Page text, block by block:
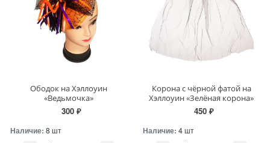
Ободок на Хэллоуин
«Ведьмочка»
300 ₽
Наличие: 8 шт
Корона с чёрной фатой на
Хэллоуин «Зелёная корона»
450 ₽
Наличие: 4 шт